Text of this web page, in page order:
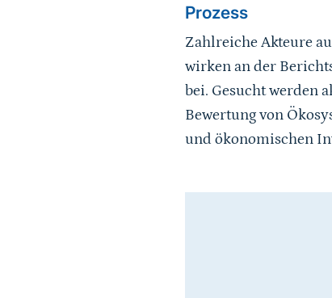
Prozess
Zahlreiche Akteure
wirken an der
bei. Gesucht werden
Bewertung von
und ökonomischen